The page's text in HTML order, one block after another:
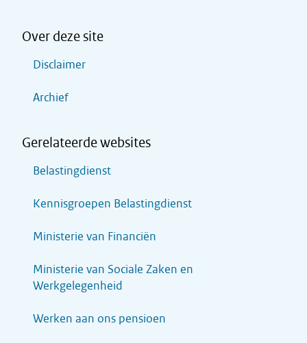
Over deze site
Disclaimer
Archief
Gerelateerde websites
Belastingdienst
Kennisgroepen Belastingdienst
Ministerie van Financiën
Ministerie van Sociale Zaken en
Werkgelegenheid
Werken aan ons pensioen